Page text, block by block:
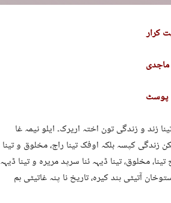
کرار
پوسٹ
زند و زندگی تون اختہ اریرک۔ ایلو نیمہ غا
زندگی کپسہ بلکہ اوفک تینا راج، مخلوق و تینا
مخلوق، تینا ڈیہہ ئنا سرپد مریرہ و تینا ڈیہہ
آتیٹی ہند کیرہ، تاریخ نا پنہ غاتیٹی ہم